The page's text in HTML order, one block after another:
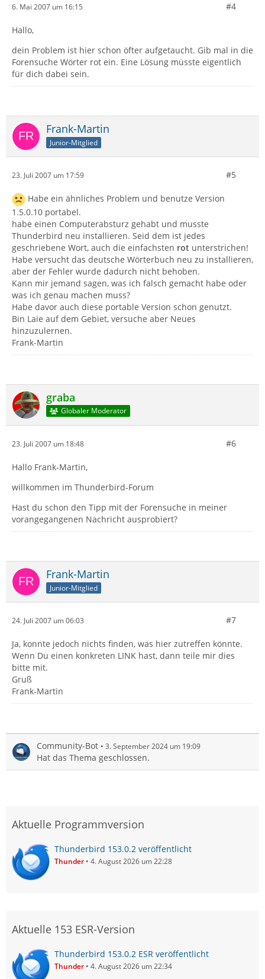
6. Mai 2007 um 16:15 #4
Hallo,
dein Problem ist hier schon öfter aufgetaucht. Gib mal in die
Forensuche Wörter rot ein. Eine Lösung müsste eigentlich
für dich dabei sein.
Frank-Martin
Junior-Mitglied
23. Juli 2007 um 17:59 #5
Habe ein ähnliches Problem und benutze Version
1.5.0.10 portabel.
habe einen Computerabsturz gehabt und musste
Thunderbird neu installieren. Seid dem ist jedes
geschriebene Wort, auch die einfachsten rot unterstrichen!
Habe versucht das deutsche Wörterbuch neu zu installieren,
aber der Fehler wurde dadurch nicht behoben.
Kann mir jemand sagen, was ich falsch gemacht habe oder
was ich genau machen muss?
Habe davor auch diese portable Version schon genutzt.
Bin Laie auf dem Gebiet, versuche aber Neues
hinzuzulernen.
Frank-Martin
graba
Globaler Moderator
23. Juli 2007 um 18:48 #6
Hallo Frank-Martin,
willkommen im Thunderbird-Forum
Hast du schon den Tipp mit der Forensuche in meiner
vorangegangenen Nachricht ausprobiert?
Frank-Martin
Junior-Mitglied
24. Juli 2007 um 06:03 #7
Ja, konnte jedoch nichts finden, was hier zutreffen könnte.
Wenn Du einen konkreten LINK hast, dann teile mir dies
bitte mit.
Gruß
Frank-Martin
Community-Bot 3. September 2024 um 19:09
Hat das Thema geschlossen.
Aktuelle Programmversion
Thunderbird 153.0.2 veröffentlicht
Thunder 4. August 2026 um 22:28
Aktuelle 153 ESR-Version
Thunderbird 153.0.2 ESR veröffentlicht
Thunder 4. August 2026 um 22:34